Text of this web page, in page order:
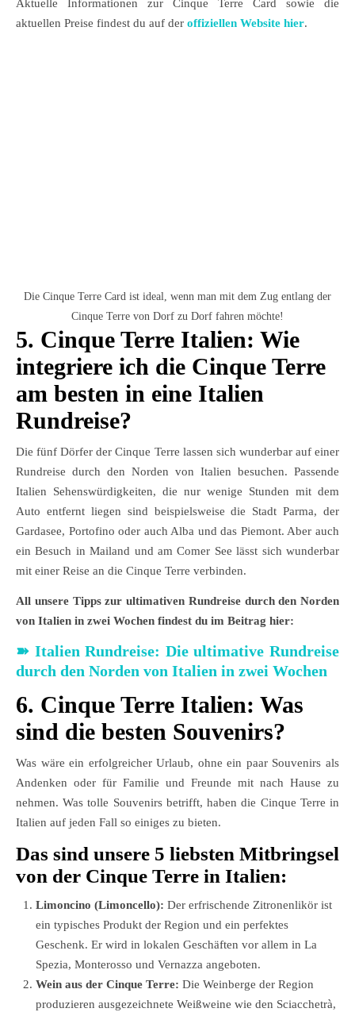
Aktuelle Informationen zur Cinque Terre Card sowie die
aktuellen Preise findest du auf der offiziellen Website hier.
Die Cinque Terre Card ist ideal, wenn man mit dem Zug entlang der
Cinque Terre von Dorf zu Dorf fahren möchte!
5. Cinque Terre Italien: Wie
integriere ich die Cinque Terre
am besten in eine Italien
Rundreise?
Die fünf Dörfer der Cinque Terre lassen sich wunderbar auf einer
Rundreise durch den Norden von Italien besuchen. Passende
Italien Sehenswürdigkeiten, die nur wenige Stunden mit dem
Auto entfernt liegen sind beispielsweise die Stadt Parma, der
Gardasee, Portofino oder auch Alba und das Piemont. Aber auch
ein Besuch in Mailand und am Comer See lässt sich wunderbar
mit einer Reise an die Cinque Terre verbinden.
All unsere Tipps zur ultimativen Rundreise durch den Norden
von Italien in zwei Wochen findest du im Beitrag hier:
➽ Italien Rundreise: Die ultimative Rundreise
durch den Norden von Italien in zwei Wochen
6. Cinque Terre Italien: Was
sind die besten Souvenirs?
Was wäre ein erfolgreicher Urlaub, ohne ein paar Souvenirs als
Andenken oder für Familie und Freunde mit nach Hause zu
nehmen. Was tolle Souvenirs betrifft, haben die Cinque Terre in
Italien auf jeden Fall so einiges zu bieten.
Das sind unsere 5 liebsten Mitbringsel
von der Cinque Terre in Italien:
Limoncino (Limoncello): Der erfrischende Zitronenlikör ist
ein typisches Produkt der Region und ein perfektes
Geschenk. Er wird in lokalen Geschäften vor allem in La
Spezia, Monterosso und Vernazza angeboten.
Wein aus der Cinque Terre: Die Weinberge der Region
produzieren ausgezeichnete Weißweine wie den Sciacchetrà,